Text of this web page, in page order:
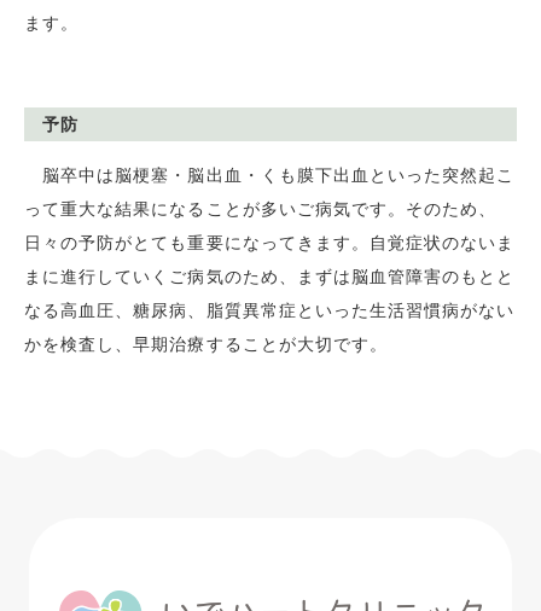
ます。
予防
脳卒中は脳梗塞・脳出血・くも膜下出血といった突然起こ
って重大な結果になることが多いご病気です。そのため、
日々の予防がとても重要になってきます。自覚症状のないま
まに進行していくご病気のため、まずは脳血管障害のもとと
なる高血圧、糖尿病、脂質異常症といった生活習慣病がない
かを検査し、早期治療することが大切です。